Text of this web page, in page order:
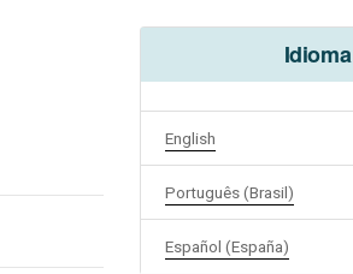
Idioma
English
Português (Brasil)
Español (España)